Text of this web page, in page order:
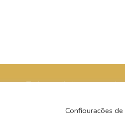
Todos os direitos
Configurações de